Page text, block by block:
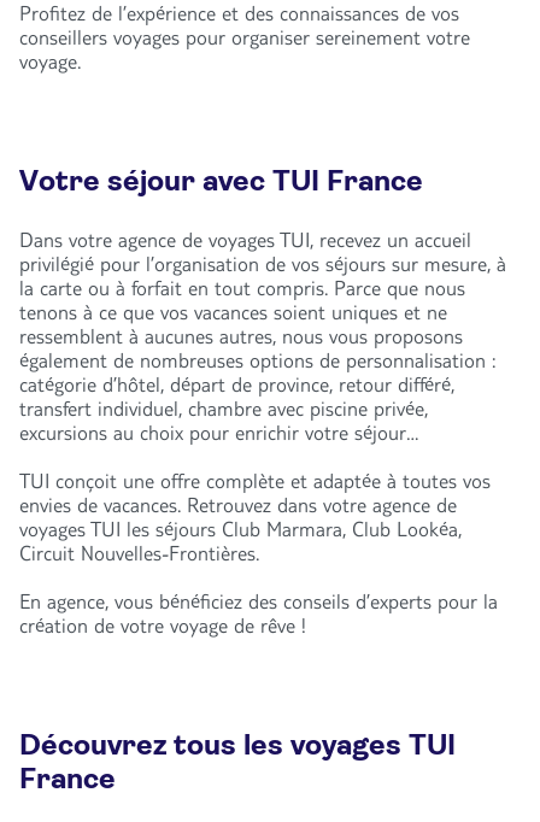
Profitez de l’expérience et des connaissances de vos
conseillers voyages pour organiser sereinement votre
voyage.
Votre séjour avec TUI France
Dans votre agence de voyages TUI, recevez un accueil
privilégié pour l’organisation de vos séjours sur mesure, à
la carte ou à forfait en tout compris. Parce que nous
tenons à ce que vos vacances soient uniques et ne
ressemblent à aucunes autres, nous vous proposons
également de nombreuses options de personnalisation :
catégorie d’hôtel, départ de province, retour différé,
transfert individuel, chambre avec piscine privée,
excursions au choix pour enrichir votre séjour…
TUI conçoit une offre complète et adaptée à toutes vos
envies de vacances. Retrouvez dans votre agence de
voyages TUI les séjours Club Marmara, Club Lookéa,
Circuit Nouvelles-Frontières.
En agence, vous bénéficiez des conseils d’experts pour la
création de votre voyage de rêve !
Découvrez tous les voyages TUI
France